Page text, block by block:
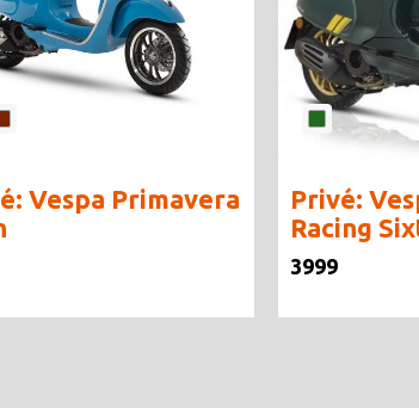
Vespa Primavera
Privé:
Racing
3999